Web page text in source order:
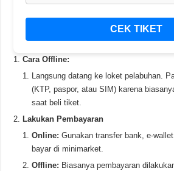
CEK TIKET
Cara Offline:
Langsung datang ke loket pelabuhan.
(KTP, paspor, atau SIM) karena
saat beli tiket.
Lakukan Pembayaran
Online: Gunakan transfer bank, e-
bayar di minimarket.
Offline: Biasanya pembayaran